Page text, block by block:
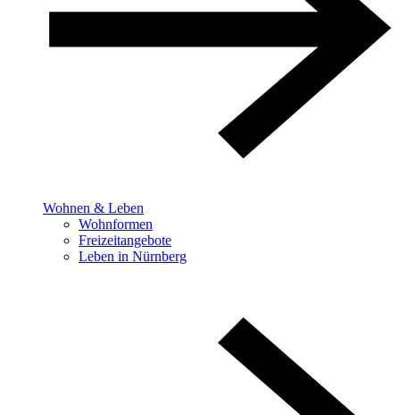
Wohnen & Leben
Wohnformen
Freizeitangebote
Leben in Nürnberg